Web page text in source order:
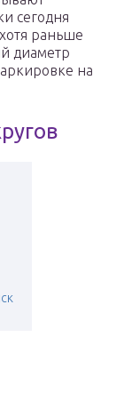
сегодня
раньше
диаметр
на